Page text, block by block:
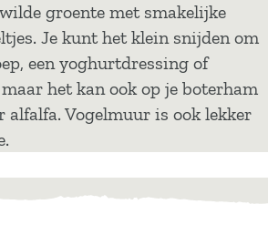
groente met smakelijke
Je kunt het klein snijden om
een yoghurtdressing of
het kan ook op je boterham
alfalfa. Vogelmuur is ook lekker